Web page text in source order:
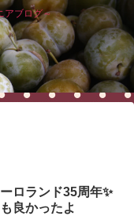
アブログ～
ロランド35周年✨
良かったよ